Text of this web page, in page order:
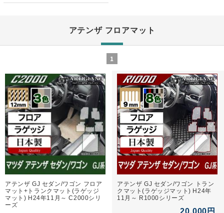
アテンザ フロアマット
1
アテンザ GJ セダン/ワゴン フロア
マット+トランクマット(ラゲッジ
マット) H24年11月～ C2000シリ
ーズ
アテンザ GJ セダン/ワゴン トラン
クマット(ラゲッジマット) H24年
11月～ R1000シリーズ
20,000円